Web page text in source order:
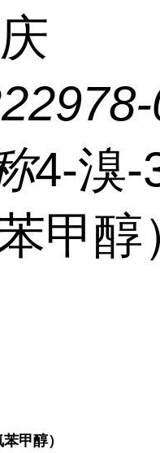
4-溴-
甲醇
甲醇）